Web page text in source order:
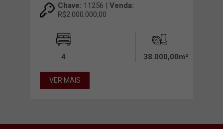
Chave: 11256 | Venda:
R$2.000.000,00
4 38.000,00m²
VER MAIS